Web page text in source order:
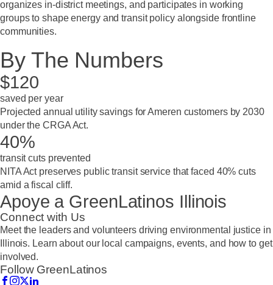
organizes in-district meetings, and participates in working
groups to shape energy and transit policy alongside frontline
communities.
By The Numbers
$120
saved per year
Projected annual utility savings for Ameren customers by 2030
under the CRGA Act.
40%
transit cuts prevented
NITA Act preserves public transit service that faced 40% cuts
amid a fiscal cliff.
Apoye a GreenLatinos Illinois
Connect with Us
Meet the leaders and volunteers driving environmental justice in
Illinois. Learn about our local campaigns, events, and how to get
involved.
Follow GreenLatinos